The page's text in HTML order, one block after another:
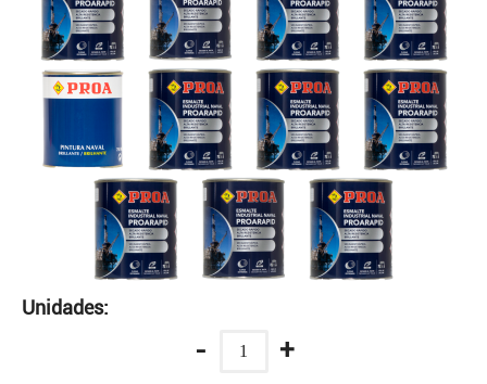
Unidades:
- +